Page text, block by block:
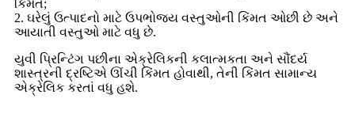
કિંમત;
2. ઘરેલું ઉત્પાદનો માટે ઉપભોજ્ય વસ્તુઓની કિંમત ઓછી છે અને
આયાતી વસ્તુઓ માટે વધુ છે.
યુવી પ્રિન્ટિંગ પછીના એક્રેલિકની કલાત્મકતા અને સૌંદર્ય
શાસ્ત્રની દ્રષ્ટિએ ઊંચી કિંમત હોવાથી, તેની કિંમત સામાન્ય
એક્રેલિક કરતાં વધુ હશે.